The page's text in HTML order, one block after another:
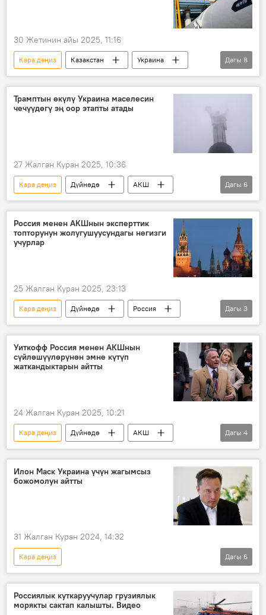
30 Жетинин айы 2025, 11:16
Кара деңиз Казакстан
Украина
мунай
кууру
Чабуул
террорчулук
Каспий деңизи
энергетика
экология
Дагы 8
Трамптын өкүлү Украина маселесин
чечүүдөгү эң оор этапты атады
27 Жалган Куран 2025, 10:36
Кара деңиз Дүйнөдө
АКШ
Россия
Украина
сүйлөшүүлөр
Дагы 6
Россия менен АКШнын эксперттик
топторунун жолугушуусундагы негизги
учурлар
25 Жалган Куран 2025, 23:13
Кара деңиз Дүйнөдө
Россия
АКШ
сүйлөшүүлөр демилге
Дагы 3
Уиткофф Россия менен АКШнын
сүйлөшүүлөрүнөн эмне күтүп
жаткандыктарын айтты
24 Жалган Куран 2025, 10:21
Кара деңиз Дүйнөдө
АКШ
Россия
Сауд Аравиясы
сүйлөшүүлөр
Дагы 4
Илон Маск Украина үчүн жагымсыз
божомолун айтты
31 Жалган Куран 2024, 14:32
Кара деңиз
Россиянын Донбассты коргоо боюнча атайын операциясы
Одесса
сүйлөшүүлөр
Дагы 6
Россиялык куткаруучулар грузиялык
морякты сактап калышты. Видео